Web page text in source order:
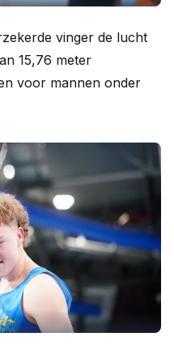
vinger de lucht
15,76 meter
voor mannen onder